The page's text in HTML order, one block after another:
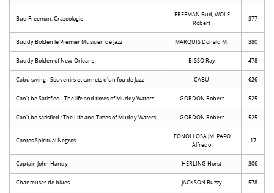
Bud Freeman, Crazeologie
FREEMAN Bud, WOLF
Robert
377
Buddy Bolden le Premier Musicien de Jazz MARQUIS Donald M. 380
Buddy Bolden of New-Orleans BISSO Ray 478
Cabu swing - Souvenirs et carnets d'un fou de Jazz CABU 626
Can't be Satisfied - The life and times of Muddy Waters GORDON Robert 525
Can't be satisfied : The Life and Times of Muddy Waters GORDON Robert 525
Cantos Spiritual Negros
FONOLLOSA JM. PAPO
Alfredo
17
Captain John Handy HERLING Horst 306
Chanteuses de blues JACKSON Buzzy 578